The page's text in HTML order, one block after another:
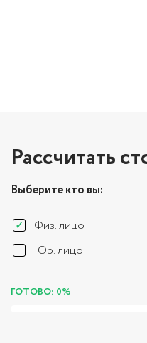
Рассчитать
Выберите кто вы:
Физ. лицо
Юр. лицо
ГОТОВО: 0%